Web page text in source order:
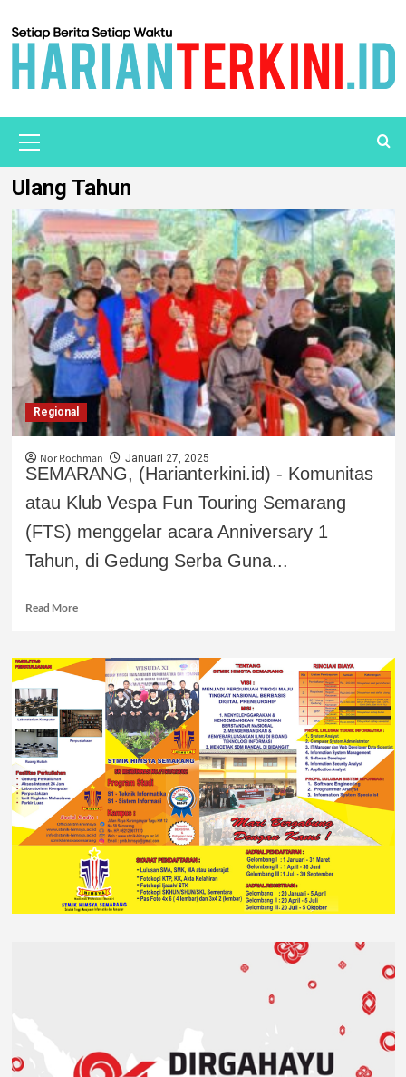
Ulang Tahun
Regional
Nor Rochman Januari 27, 2025
‎SEMARANG, (Harianterkini.id) - Komunitas
atau Klub Vespa Fun Touring Semarang
(FTS) menggelar acara Anniversary 1
Tahun, di Gedung Serba Guna...
Read More